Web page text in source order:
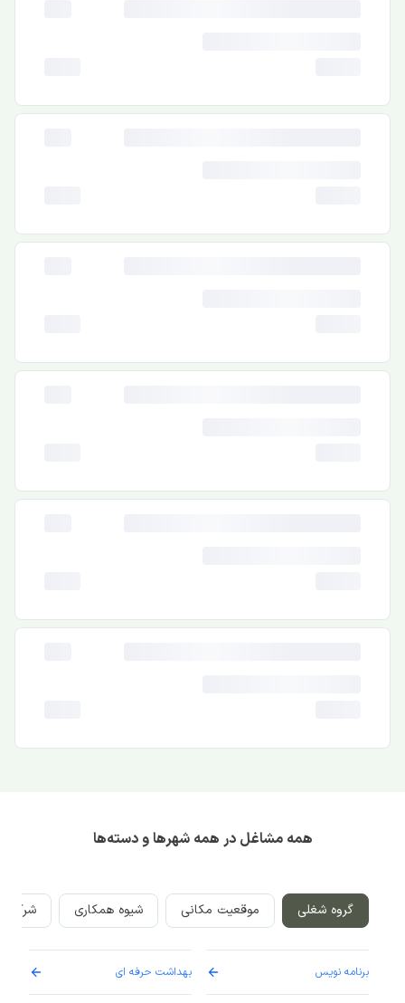
همه مشاغل در همه شهرها و دسته‌ها
گروه شغلی موقعیت مکانی شیوه همکاری
برنامه نویس بهداشت حرفه ای